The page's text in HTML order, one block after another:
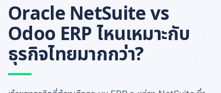
Oracle NetSuite vs
Odoo ERP ไหนเหมาะกับ
ธุรกิจไทยมากกว่า?